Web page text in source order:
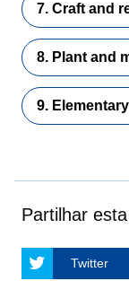
7. Craft and
8. Plant and
9.
Partilhar
Twitter